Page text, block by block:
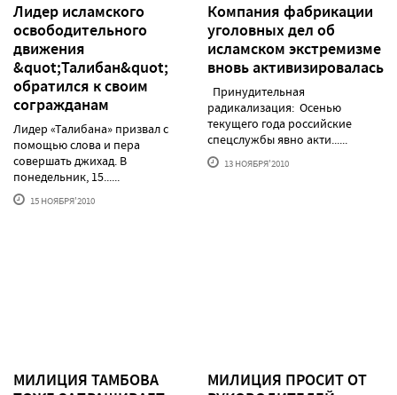
Лидер исламского
освободительного
движения
&quot;Талибан&quot;
обратился к своим
согражданам
Лидер «Талибана» призвал с
помощью слова и пера
совершать джихад. В
понедельник, 15......
15 НОЯБРЯ'2010
Компания фабрикации
уголовных дел об
исламском экстремизме
вновь активизировалась
Принудительная
радикализация: Осенью
текущего года российские
спецслужбы явно акти......
13 НОЯБРЯ'2010
МИЛИЦИЯ ТАМБОВА
МИЛИЦИЯ ПРОСИТ ОТ